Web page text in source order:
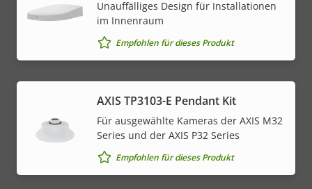
Unauffälliges Design für Installationen
im Innenraum
Empfohlen für dieses Produkt
AXIS TP3103-E Pendant Kit
Für ausgewählte Kameras der AXIS M32
Series und der AXIS P32 Series
Empfohlen für dieses Produkt